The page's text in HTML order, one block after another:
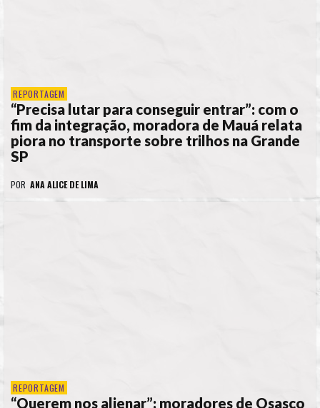
REPORTAGEM
“Precisa lutar para conseguir entrar”: com o
fim da integração, moradora de Mauá relata
piora no transporte sobre trilhos na Grande
SP
POR ANA ALICE DE LIMA
REPORTAGEM
“Querem nos alienar”: moradores de Osasco